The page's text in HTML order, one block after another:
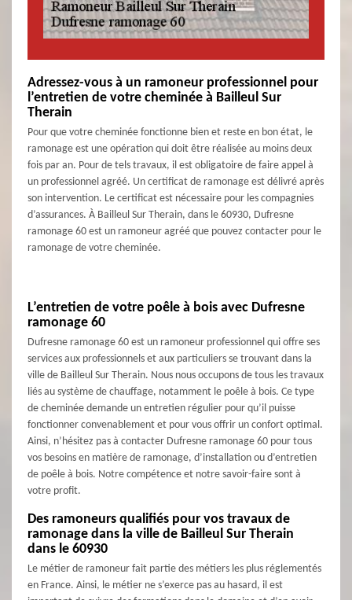
Adressez-vous à un ramoneur professionnel pour
l’entretien de votre cheminée à Bailleul Sur
Therain
Pour que votre cheminée fonctionne bien et reste en bon état, le
ramonage est une opération qui doit être réalisée au moins deux
fois par an. Pour de tels travaux, il est obligatoire de faire appel à
un professionnel agréé. Un certificat de ramonage est délivré après
son intervention. Le certificat est nécessaire pour les compagnies
d’assurances. À Bailleul Sur Therain, dans le 60930, Dufresne
ramonage 60 est un ramoneur agréé que pouvez contacter pour le
ramonage de votre cheminée.
L’entretien de votre poêle à bois avec Dufresne
ramonage 60
Dufresne ramonage 60 est un ramoneur professionnel qui offre ses
services aux professionnels et aux particuliers se trouvant dans la
ville de Bailleul Sur Therain. Nous nous occupons de tous les travaux
liés au système de chauffage, notamment le poêle à bois. Ce type
de cheminée demande un entretien régulier pour qu’il puisse
fonctionner convenablement et pour vous offrir un confort optimal.
Ainsi, n’hésitez pas à contacter Dufresne ramonage 60 pour tous
vos besoins en matière de ramonage, d’installation ou d’entretien
de poêle à bois. Notre compétence et notre savoir-faire sont à
votre profit.
Des ramoneurs qualifiés pour vos travaux de
ramonage dans la ville de Bailleul Sur Therain
dans le 60930
Le métier de ramoneur fait partie des métiers les plus réglementés
en France. Ainsi, le métier ne s’exerce pas au hasard, il est